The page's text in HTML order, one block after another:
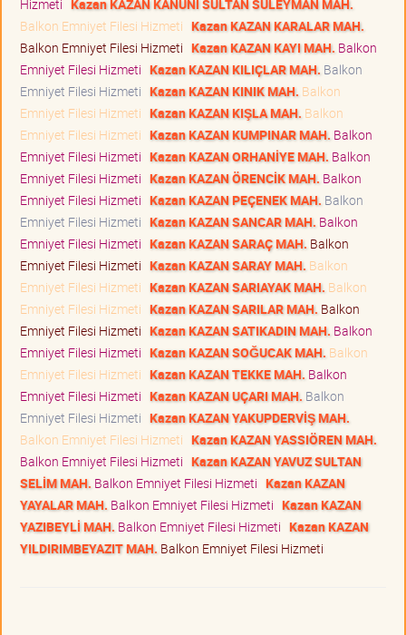
Hizmeti
Kazan KAZAN KANUNİ SULTAN SÜLEYMAN MAH.
Balkon Emniyet Filesi Hizmeti Kazan KAZAN KARALAR MAH.
Balkon Emniyet Filesi Hizmeti Kazan KAZAN KAYI MAH. Balkon
Emniyet Filesi Hizmeti Kazan KAZAN KILIÇLAR MAH. Balkon
Emniyet Filesi Hizmeti Kazan KAZAN KINIK MAH. Balkon
Emniyet Filesi Hizmeti Kazan KAZAN KIŞLA MAH. Balkon
Emniyet Filesi Hizmeti Kazan KAZAN KUMPINAR MAH. Balkon
Emniyet Filesi Hizmeti Kazan KAZAN ORHANİYE MAH. Balkon
Emniyet Filesi Hizmeti Kazan KAZAN ÖRENCİK MAH. Balkon
Emniyet Filesi Hizmeti Kazan KAZAN PEÇENEK MAH. Balkon
Emniyet Filesi Hizmeti Kazan KAZAN SANCAR MAH. Balkon
Emniyet Filesi Hizmeti Kazan KAZAN SARAÇ MAH. Balkon
Emniyet Filesi Hizmeti Kazan KAZAN SARAY MAH. Balkon
Emniyet Filesi Hizmeti Kazan KAZAN SARIAYAK MAH. Balkon
Emniyet Filesi Hizmeti Kazan KAZAN SARILAR MAH. Balkon
Emniyet Filesi Hizmeti Kazan KAZAN SATIKADIN MAH. Balkon
Emniyet Filesi Hizmeti Kazan KAZAN SOĞUCAK MAH. Balkon
Emniyet Filesi Hizmeti Kazan KAZAN TEKKE MAH. Balkon
Emniyet Filesi Hizmeti Kazan KAZAN UÇARI MAH. Balkon
Emniyet Filesi Hizmeti Kazan KAZAN YAKUPDERVİŞ MAH.
Balkon Emniyet Filesi Hizmeti Kazan KAZAN YASSIÖREN MAH.
Balkon Emniyet Filesi Hizmeti Kazan KAZAN YAVUZ SULTAN
SELİM MAH. Balkon Emniyet Filesi Hizmeti Kazan KAZAN
YAYALAR MAH. Balkon Emniyet Filesi Hizmeti Kazan KAZAN
YAZIBEYLİ MAH. Balkon Emniyet Filesi Hizmeti Kazan KAZAN
YILDIRIMBEYAZIT MAH. Balkon Emniyet Filesi Hizmeti